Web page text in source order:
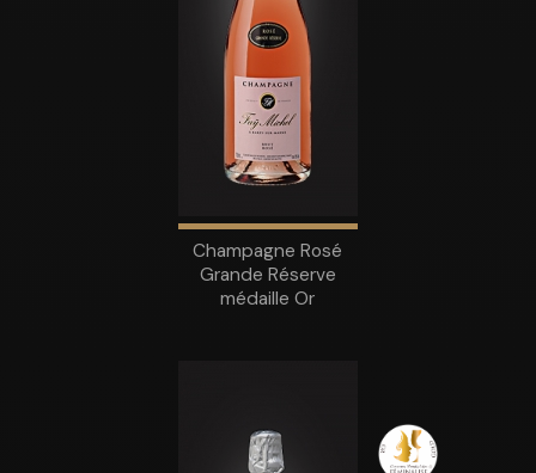
Champagne Rosé
Grande Réserve
médaille Or